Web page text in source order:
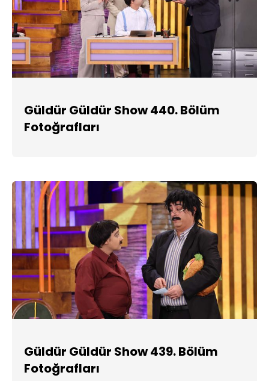
Güldür Güldür Show 440. Bölüm
Fotoğrafları
Güldür Güldür Show 439. Bölüm
Fotoğrafları